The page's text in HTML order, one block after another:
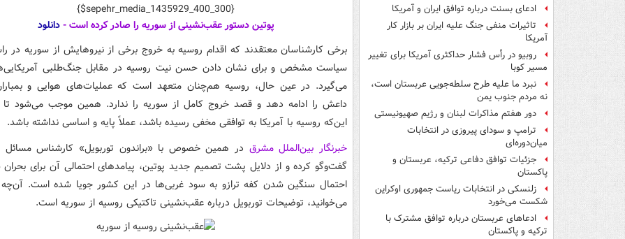
ادعای بسنت درباره توافق ایران و آمریکا
تاثیرات منفی جنگ علیه ایران بر بازار کار
آمریکا
روبیو در رأس فشار حداکثری آمریکا برای تغییر
مسیر کوبا
نبرد ما علیه طرح سلطه‌جویی عربستان است،
نه مردم جنوب یمن
دور هفتم مذاکرات لبنان و رژیم صهیونیستی
ترامپ و سودای پیروزی در انتخابات
میان‌دوره‌ای
جزئیات توافق دفاعی ترکیه، عربستان و
پاکستان
زلنسکی در انتخابات ریاست جمهوری اوکراین
شکست می‌خورد
ادعاهای عربستان درباره توافق مشترک با
ترکیه و پاکستان
{$sepehr_media_1435929_400_300}
پوتین دستور عقب‌نشینی از سوریه را صادر کرده است -دانلود
برخی کارشناسان معتقدند که اقدام روسیه به خروج برخی از نیروهایش از سوریه در
سیاست مشخص و برای نشان دادن حسن نیت روسیه در مقابل جنگ‌طلبی
می‌گیرد. در عین حال، روسیه هم‌چنان متعهد است که عملیات‌های هوایی و
داعش را ادامه دهد و قصد خروج کامل از سوریه را ندارد. همین موجب می‌شود تا
این‌که روسیه با آمریکا به توافقی مخفی رسیده باشد، عملاً پایه و اساسی نداشته باشد.
خبرنگار بین‌الملل مشرق در همین خصوص با «براندون توربویل» کارشناس مسائل
گفت‌وگو کرده و از دلایل پشت تصمیم جدید پوتین، پیامدهای احتمالی آن برای بحران
احتمال سنگین شدن کفه ترازو به سود غربی‌ها در این کشور جویا شده است. آن‌چه
می‌خوانید، توضیحات توربویل درباره عقب‌نشینی تاکتیکی روسیه از سوریه است.